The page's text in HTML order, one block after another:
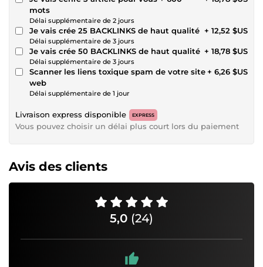
mots
Délai supplémentaire de 2 jours
Je vais crée 25 BACKLINKS de haut qualité
Délai supplémentaire de 3 jours
+ 12,52 $US
Je vais crée 50 BACKLINKS de haut qualité
Délai supplémentaire de 3 jours
+ 18,78 $US
Scanner les liens toxique spam de votre site
web
Délai supplémentaire de 1 jour
+ 6,26 $US
Livraison express disponible EXPRESS
Vous pouvez choisir un délai plus court lors du paiement
Avis des clients
5,0 (24)